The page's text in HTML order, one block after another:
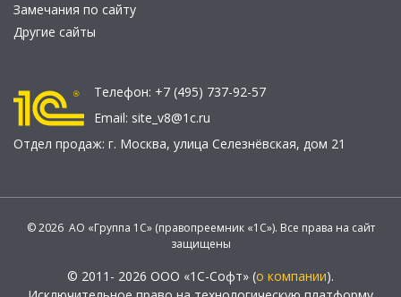
Замечания по сайту
Другие сайты
Телефон: +7 (495) 737-92-57
Email: site_v8@1c.ru
Отдел продаж: г. Москва, улица Селезнёвская, дом 21
© 2026 АО «Группа 1С» (правопреемник «1С»). Все права на сайт
защищены
© 2011- 2026 ООО «1С-Софт» (о компании).